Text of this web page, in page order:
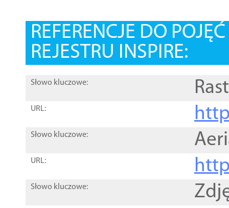
REFERENCJE DO
REJESTRU INSPIRE:
Słowo kluczowe:
URL:
Słowo kluczowe:
URL:
Słowo kluczowe: